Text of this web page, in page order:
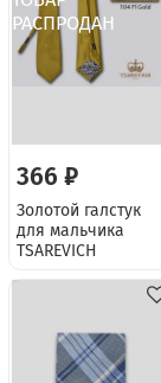
366 ₽
Золотой галстук
для мальчика
TSAREVICH